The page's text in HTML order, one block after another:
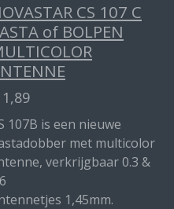
CS 107 C
of BOLPEN
107B is een nieuwe
met multicolor
verkrijgbaar 0.3 &
1,45mm.